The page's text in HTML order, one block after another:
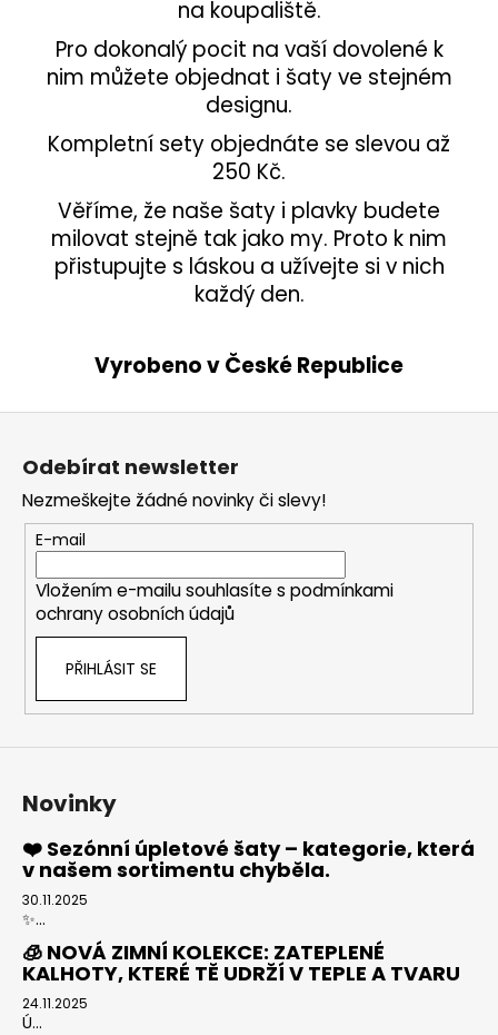
na koupaliště.
Pro dokonalý pocit na vaší dovolené k
nim můžete objednat i šaty ve stejném
designu.
Kompletní sety objednáte se slevou až
250 Kč.
Věříme, že naše šaty i plavky budete
milovat stejně tak jako my. Proto k nim
přistupujte s láskou a užívejte si v nich
každý den.
Vyrobeno v České Republice
Odebírat newsletter
Nezmeškejte žádné novinky či slevy!
E-mail
Vložením e-mailu souhlasíte s podmínkami
ochrany osobních údajů
PŘIHLÁSIT SE
Novinky
❤️ Sezónní úpletové šaty – kategorie, která
v našem sortimentu chyběla.
30.11.2025
✨...
🧊 NOVÁ ZIMNÍ KOLEKCE: ZATEPLENÉ
KALHOTY, KTERÉ TĚ UDRŽÍ V TEPLE A TVARU
24.11.2025
Ú...